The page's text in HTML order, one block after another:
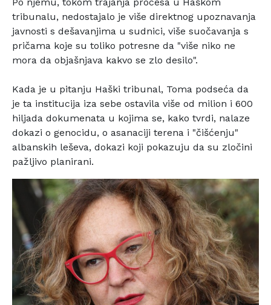
tribunalu, nedostajalo je više direktnog upoznavanja
javnosti s dešavanjima u sudnici, više suočavanja s
pričama koje su toliko potresne da "više niko ne
mora da objašnjava kakvo se zlo desilo".
Kada je u pitanju Haški tribunal, Toma podseća da
je ta institucija iza sebe ostavila više od milion i 600
hiljada dokumenata u kojima se, kako tvrdi, nalaze
dokazi o genocidu, o asanaciji terena i "čišćenju"
albanskih leševa, dokazi koji pokazuju da su zločini
pažljivo planirani.